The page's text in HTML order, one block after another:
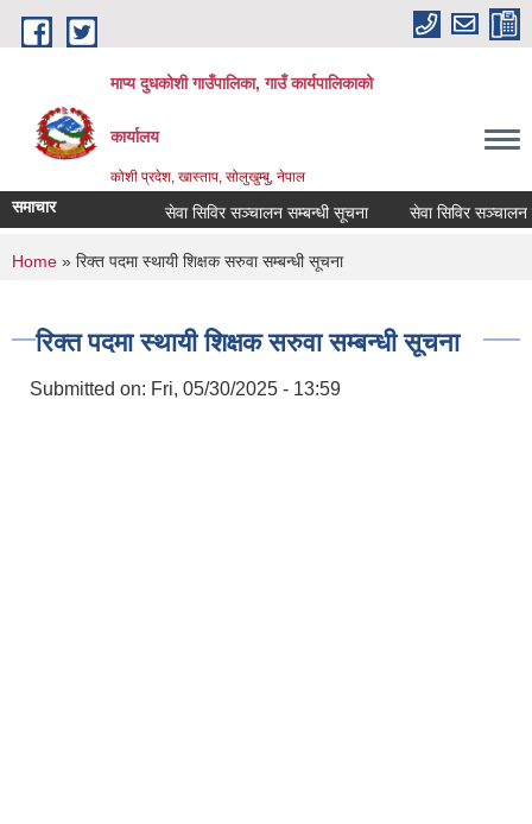
Skip to main content
माप्य दुधकोशी गाउँपालिका, गाउँ कार्यपालिकाको
कार्यालय
कोशी प्रदेश, खास्ताप, सोलुखुम्बु, नेपाल
समाचार सेवा सिविर सञ्चालन सम्बन्धी सूचना सेवा सिविर सञ्चालन
You are here
Home » रिक्त पदमा स्थायी शिक्षक सरुवा सम्बन्धी सूचना
रिक्त पदमा स्थायी शिक्षक सरुवा सम्बन्धी सूचना
Submitted on: Fri, 05/30/2025 - 13:59